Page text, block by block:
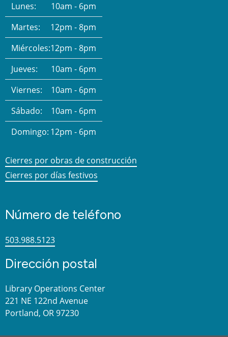
Lunes:
10am - 6pm
Martes:
12pm - 8pm
Miércoles:12pm - 8pm
Jueves:
10am - 6pm
Viernes:
10am - 6pm
Sábado:
10am - 6pm
Domingo: 12pm - 6pm
Cierres por obras de construcción
Cierres por días festivos
Número de teléfono
503.988.5123
Dirección postal
Library Operations Center
221 NE 122nd Avenue
Portland, OR 97230